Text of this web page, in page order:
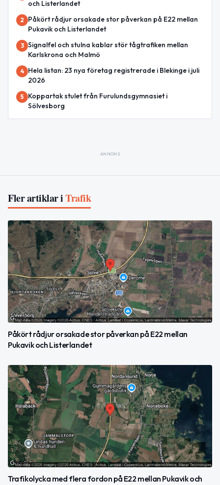
och Listerlandet
2
Påkört rådjur orsakade stor påverkan på E22 mellan
Pukavik och Listerlandet
3 Signalfel och stulna kablar stör tågtrafiken mellan
Karlskrona och Malmö
4
Hela listan: 23 nya företag registrerade i Blekinge i juli
2026
5
Koppartak stulet från Furulundsgymnasiet i
Sölvesborg
ANNONS
Fler artiklar iTrafik
Påkört rådjur orsakade stor påverkan på E22 mellan
Pukavik och Listerlandet
Trafikolycka med flera fordon på E22 mellan Pukavik och